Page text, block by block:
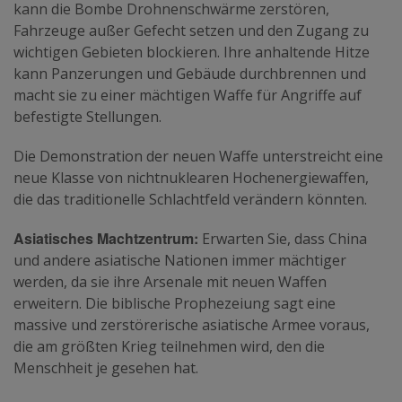
kann die Bombe Drohnenschwärme zerstören,
Fahrzeuge außer Gefecht setzen und den Zugang zu
wichtigen Gebieten blockieren. Ihre anhaltende Hitze
kann Panzerungen und Gebäude durchbrennen und
macht sie zu einer mächtigen Waffe für Angriffe auf
befestigte Stellungen.
Die Demonstration der neuen Waffe unterstreicht eine
neue Klasse von nichtnuklearen Hochenergiewaffen,
die das traditionelle Schlachtfeld verändern könnten.
Asiatisches Machtzentrum: Erwarten Sie, dass China
und andere asiatische Nationen immer mächtiger
werden, da sie ihre Arsenale mit neuen Waffen
erweitern. Die biblische Prophezeiung sagt eine
massive und zerstörerische asiatische Armee voraus,
die am größten Krieg teilnehmen wird, den die
Menschheit je gesehen hat.